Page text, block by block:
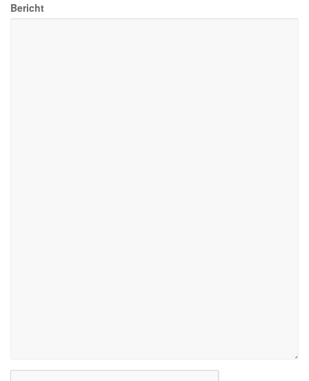
Bericht